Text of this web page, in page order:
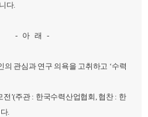
다.
-
의 관심과 연구 의욕을 고취하고 ‘수력
전 ’(주관 : 한국수력산업협회, 협찬 : 한
.